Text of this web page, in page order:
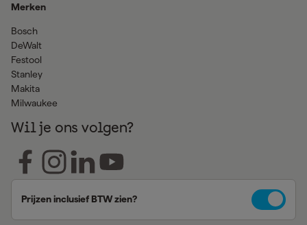
Merken
Bosch
DeWalt
Festool
Stanley
Makita
Milwaukee
Wil je ons volgen?
Prijzen inclusief BTW zien?